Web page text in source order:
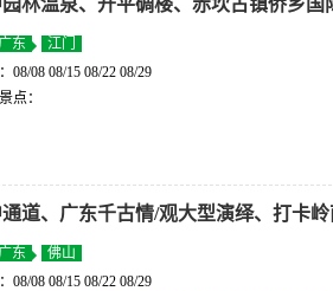
林温泉、开平碉楼、赤坎古镇侨乡
东
江门
08/08 08/15 08/22 08/29
点：
道、广东千古情/观大型演绎、打卡
东
佛山
08/08 08/15 08/22 08/29